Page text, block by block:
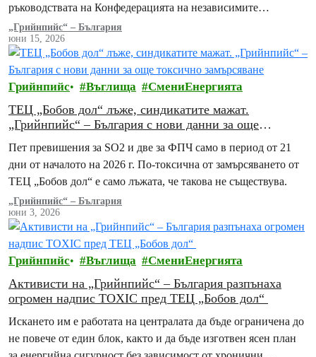
ръководствата на Конфедерацията на независимите
синдикати на България (КНСБ) и на Конфедерацията…
„Грийнпийс“ – България
юни 15, 2026
Грийнпийс Въглища СмениЕнергията
ТЕЦ „Бобов дол“ лъже, синдикатите мажат.
„Грийнпийс“ – България с нови данни за още
Пет превишения за SO2 и две за ФПЧ само в период от 21
дни от началото на 2026 г. По-токсична от замърсяването от
ТЕЦ „Бобов дол“ е само лъжата, че такова не съществува.
„Грийнпийс“ – България
юни 3, 2026
Грийнпийс Въглища СмениЕнергията
Активисти на „Грийнпийс“ – България разпънаха
огромен надпис TOXIC пред ТЕЦ „Бобов дол“
Искането им е работата на централата да бъде ограничена до
не повече от един блок, както и да бъде изготвен ясен план